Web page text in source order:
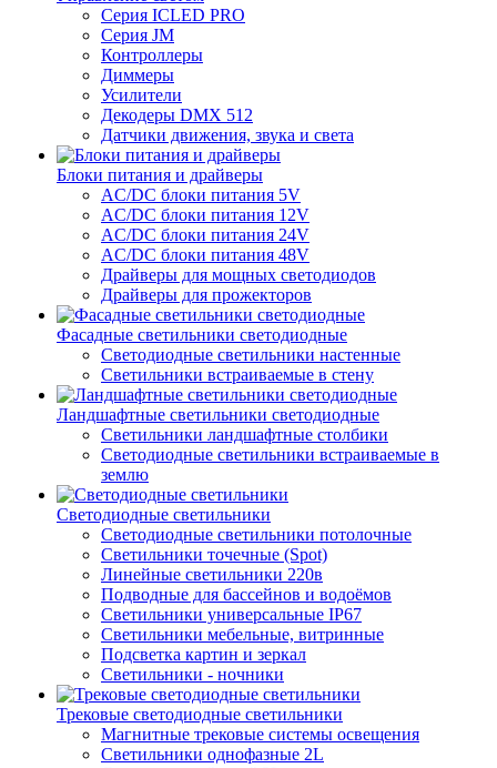
Серия ICLED PRO
Серия JM
Контроллеры
Диммеры
Усилители
Декодеры DMX 512
Датчики движения, звука и света
Блоки питания и драйверы
AC/DC блоки питания 5V
AC/DC блоки питания 12V
AC/DC блоки питания 24V
AC/DC блоки питания 48V
Драйверы для мощных светодиодов
Драйверы для прожекторов
Фасадные светильники светодиодные
Светодиодные светильники настенные
Светильники встраиваемые в стену
Ландшафтные светильники светодиодные
Светильники ландшафтные столбики
Светодиодные светильники встраиваемые в
землю
Светодиодные светильники
Светодиодные светильники потолочные
Светильники точечные (Spot)
Линейные светильники 220в
Подводные для бассейнов и водоёмов
Светильники универсальные IP67
Светильники мебельные, витринные
Подсветка картин и зеркал
Светильники - ночники
Трековые светодиодные светильники
Магнитные трековые системы освещения
Светильники однофазные 2L